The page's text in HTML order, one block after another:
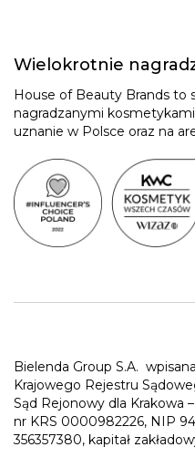
Wielokrotnie
House of Beauty Brands to
nagradzanymi
uznanie w Polsce oraz na
Bielenda Group S.A.
Krajowego Rejestru
Sąd Rejonowy dla Krakowa
nr KRS 0000982226, NIP
356357380, kapitał